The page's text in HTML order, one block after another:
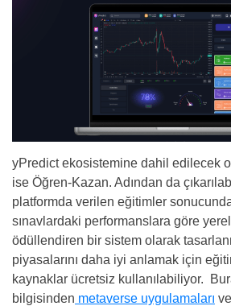
yPredict ekosistemine dahil edilecek
ise Öğren-Kazan. Adından da
platformda verilen eğitimler
sınavlardaki performanslara göre
ödüllendiren bir sistem olarak
piyasalarını daha iyi anlamak için
kaynaklar ücretsiz kullanılabiliyor.
bilgisinden metaverse uygulamaları